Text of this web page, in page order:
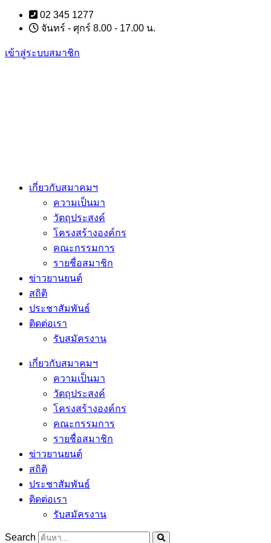
Skip
content
02 345 1277
จันทร์ - ศุกร์ 8.00 - 17.00 น.
เข้าสู่ระบบสมาชิก
เกี่ยวกับสมาคมฯ
ความเป็นมา
วัตถุประสงค์
โครงสร้างองค์กร
คณะกรรมการ
รายชื่อสมาชิก
ข่าวยานยนต์
สถิติ
ประชาสัมพันธ์
ติดต่อเรา
รับสมัครงาน
เกี่ยวกับสมาคมฯ
ความเป็นมา
วัตถุประสงค์
โครงสร้างองค์กร
คณะกรรมการ
รายชื่อสมาชิก
ข่าวยานยนต์
สถิติ
ประชาสัมพันธ์
ติดต่อเรา
รับสมัครงาน
Search